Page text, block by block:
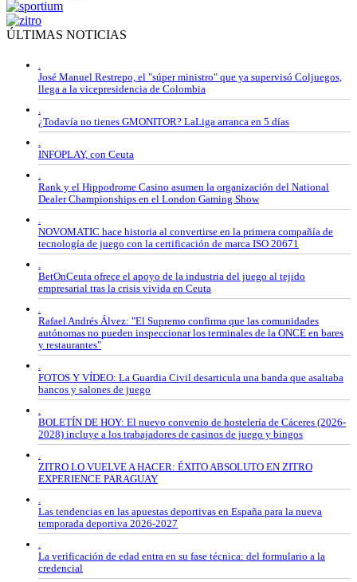
ÚLTIMAS NOTICIAS
.
José Manuel Restrepo, el "súper ministro" que ya supervisó Coljuegos,
llega a la vicepresidencia de Colombia
.
¿Todavía no tienes GMONITOR? LaLiga arranca en 5 días
.
INFOPLAY, con Ceuta
.
Rank y el Hippodrome Casino asumen la organización del National
Dealer Championships en el London Gaming Show
.
NOVOMATIC hace historia al convertirse en la primera compañía de
tecnología de juego con la certificación de marca ISO 20671
.
BetOnCeuta ofrece el apoyo de la industria del juego al tejido
empresarial tras la crisis vivida en Ceuta
.
Rafael Andrés Álvez: "El Supremo confirma que las comunidades
autónomas no pueden inspeccionar los terminales de la ONCE en bares
y restaurantes"
.
FOTOS Y VÍDEO: La Guardia Civil desarticula una banda que asaltaba
bancos y salones de juego
.
BOLETÍN DE HOY: El nuevo convenio de hostelería de Cáceres (2026-
2028) incluye a los trabajadores de casinos de juego y bingos
.
ZITRO LO VUELVE A HACER: ÉXITO ABSOLUTO EN ZITRO
EXPERIENCE PARAGUAY
.
Las tendencias en las apuestas deportivas en España para la nueva
temporada deportiva 2026-2027
.
La verificación de edad entra en su fase técnica: del formulario a la
credencial